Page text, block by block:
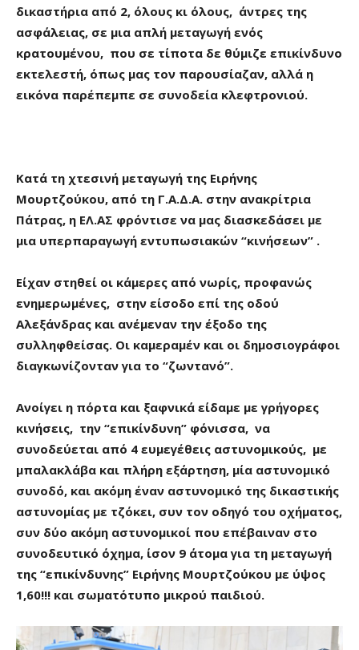
δικαστήρια από 2, όλους κι όλους, άντρες της
ασφάλειας, σε μια απλή μεταγωγή ενός
κρατουμένου, που σε τίποτα δε θύμιζε επικίνδυνο
εκτελεστή, όπως μας τον παρουσίαζαν, αλλά η
εικόνα παρέπεμπε σε συνοδεία κλεφτρονιού.
Κατά τη χτεσινή μεταγωγή της Ειρήνης
Μουρτζούκου, από τη Γ.Α.Δ.Α. στην ανακρίτρια
Πάτρας, η ΕΛ.ΑΣ φρόντισε να μας διασκεδάσει με
μια υπερπαραγωγή εντυπωσιακών “κινήσεων” .
Είχαν στηθεί οι κάμερες από νωρίς, προφανώς
ενημερωμένες, στην είσοδο επί της οδού
Αλεξάνδρας και ανέμεναν την έξοδο της
συλληφθείσας. Οι καμεραμέν και οι δημοσιογράφοι
διαγκωνίζονταν για το “ζωντανό”.
Ανοίγει η πόρτα και ξαφνικά είδαμε με γρήγορες
κινήσεις, την “επικίνδυνη” φόνισσα, να
συνοδεύεται από 4 ευμεγέθεις αστυνομικούς, με
μπαλακλάβα και πλήρη εξάρτηση, μία αστυνομικό
συνοδό, και ακόμη έναν αστυνομικό της δικαστικής
αστυνομίας με τζόκει, συν τον οδηγό του οχήματος,
συν δύο ακόμη αστυνομικοί που επέβαιναν στο
συνοδευτικό όχημα, ίσον 9 άτομα για τη μεταγωγή
της “επικίνδυνης” Ειρήνης Μουρτζούκου με ύψος
1,60!!! και σωματότυπο μικρού παιδιού.